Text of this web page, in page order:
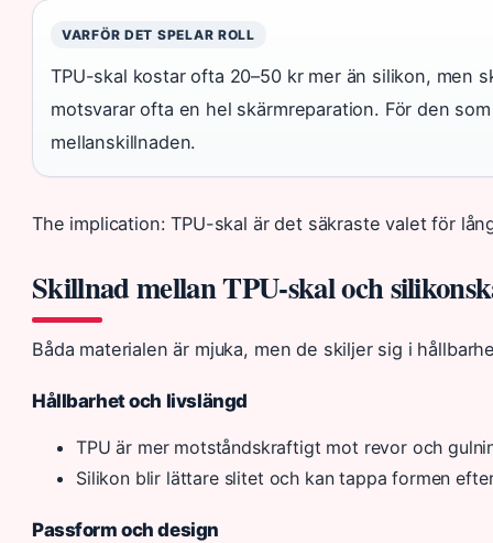
VARFÖR DET SPELAR ROLL
TPU-skal kostar ofta 20–50 kr mer än silikon, men
motsvarar ofta en hel skärmreparation. För den
mellanskillnaden.
The implication: TPU-skal är det säkraste valet för
Skillnad mellan TPU-skal och
Båda materialen är mjuka, men de skiljer sig i
Hållbarhet och livslängd
TPU är mer motståndskraftigt mot revor och
Silikon blir lättare slitet och kan tappa formen
Passform och design